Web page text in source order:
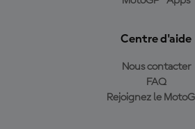
Centre d'aide
Nous contacter
FAQ
Rejoignez le